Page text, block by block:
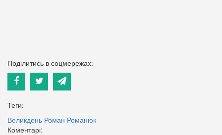
Поділитись в соцмережах:
Теги:
Великдень Роман Романюк
Коментарі: